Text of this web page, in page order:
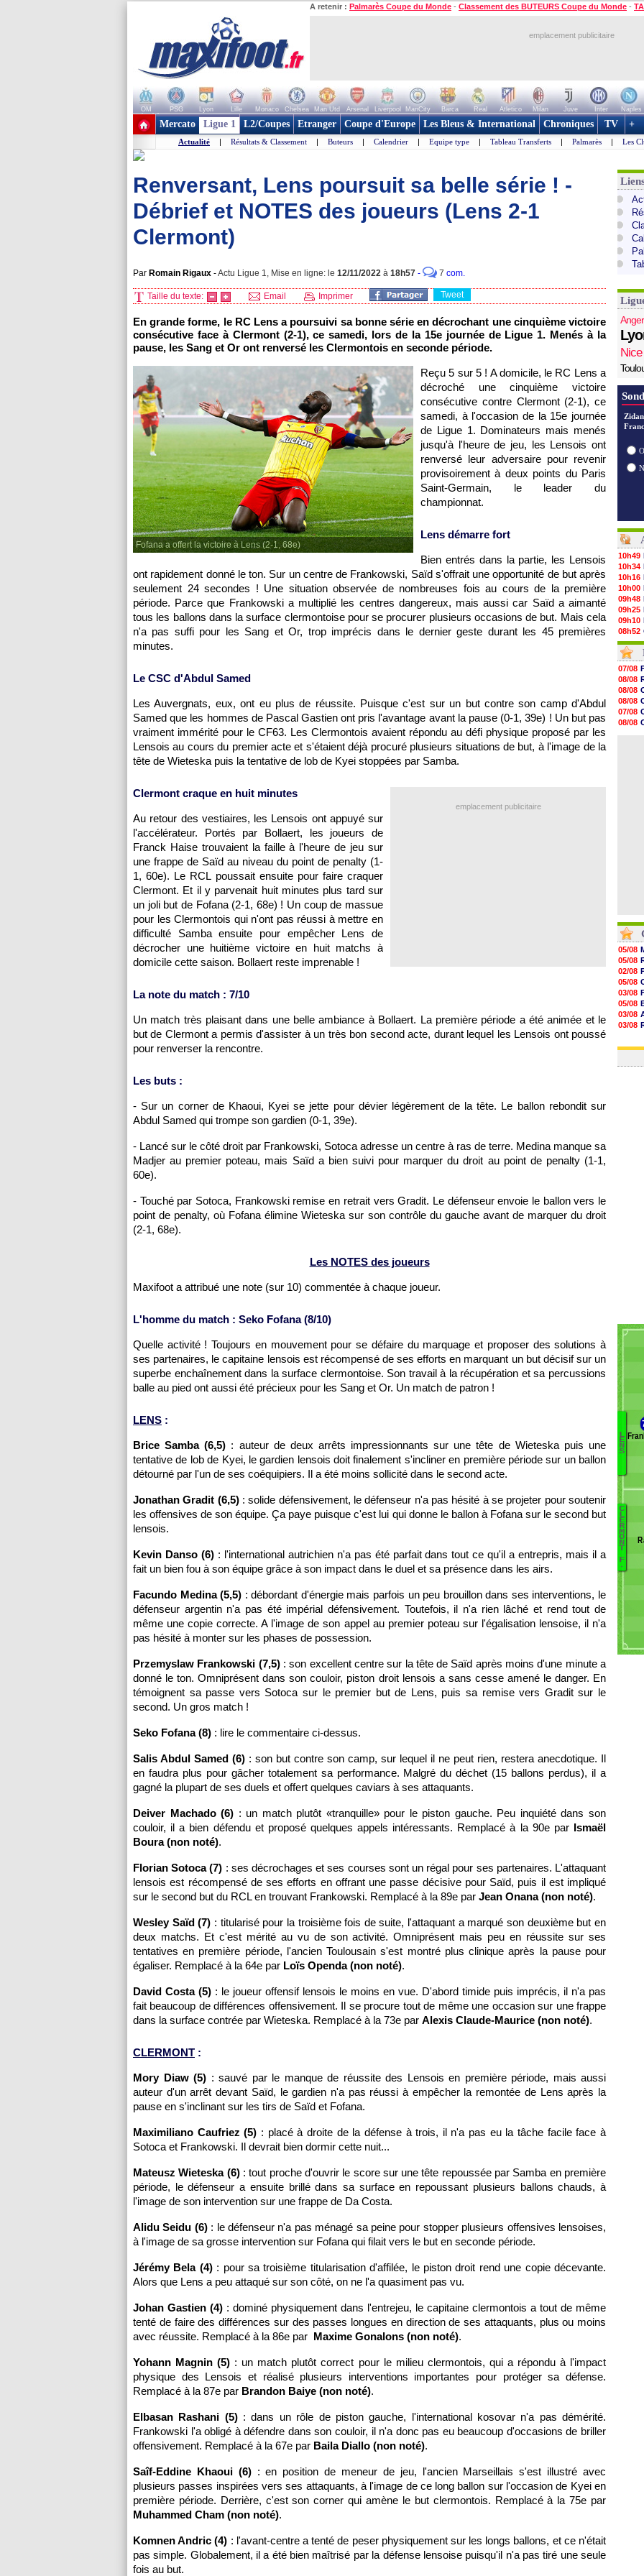
A retenir : Palmarès Coupe du Monde - Classement des BUTEURS Coupe du Monde -
emplacement publicitaire
OM PSG Lyon Lille Monaco Chelsea Man Utd Arsenal Liverpool ManCity Barca Real Atletico Milan Juve Inter Naples
+ de clubs
Mercato Ligue 1 L2/Coupes Etranger Coupe d'Europe Les Bleus & International Chroniques TV +
Actualité | Résultats & Classement | Buteurs | Calendrier | Equipe type | Tableau Transferts | Palmarès | Les
Renversant, Lens poursuit sa belle série ! -
Débrief et NOTES des joueurs (Lens 2-1
Clermont)
Par Romain Rigaux -Actu Ligue 1, Mise en ligne: le 12/11/2022 à 18h57 - 7 com.
Taille du texte: Email Imprimer Tweet
En grande forme, le RC Lens a poursuivi sa bonne série en décrochant une cinquième victoire
consécutive face à Clermont (2-1), ce samedi, lors de la 15e journée de Ligue 1. Menés à la
pause, les Sang et Or ont renversé les Clermontois en seconde période.
Fofana a offert la victoire à Lens (2-1, 68e)
Reçu 5 sur 5 ! A domicile, le RC Lens a
décroché une cinquième victoire
consécutive contre Clermont (2-1), ce
samedi, à l'occasion de la 15e journée
de Ligue 1. Dominateurs mais menés
jusqu'à l'heure de jeu, les Lensois ont
renversé leur adversaire pour revenir
provisoirement à deux points du Paris
Saint-Germain, le leader du
championnat.
Lens démarre fort
Bien entrés dans la partie, les Lensois
ont rapidement donné le ton. Sur un centre de Frankowski, Saïd s'offrait une opportunité de but après
seulement 24 secondes ! Une situation observée de nombreuses fois au cours de la première
période. Parce que Frankowski a multiplié les centres dangereux, mais aussi car Saïd a aimanté
tous les ballons dans la surface clermontoise pour se procurer plusieurs occasions de but. Mais cela
n'a pas suffi pour les Sang et Or, trop imprécis dans le dernier geste durant les 45 premières
minutes.
Le CSC d'Abdul Samed
Les Auvergnats, eux, ont eu plus de réussite. Puisque c'est sur un but contre son camp d'Abdul
Samed que les hommes de Pascal Gastien ont pris l'avantage avant la pause (0-1, 39e) ! Un but pas
vraiment immérité pour le CF63. Les Clermontois avaient répondu au défi physique proposé par les
Lensois au cours du premier acte et s'étaient déjà procuré plusieurs situations de but, à l'image de la
tête de Wieteska puis la tentative de lob de Kyei stoppées par Samba.
emplacement publicitaire
Clermont craque en huit minutes
Au retour des vestiaires, les Lensois ont appuyé sur
l'accélérateur. Portés par Bollaert, les joueurs de
Franck Haise trouvaient la faille à l'heure de jeu sur
une frappe de Saïd au niveau du point de penalty (1-
1, 60e). Le RCL poussait ensuite pour faire craquer
Clermont. Et il y parvenait huit minutes plus tard sur
un joli but de Fofana (2-1, 68e) ! Un coup de massue
pour les Clermontois qui n'ont pas réussi à mettre en
difficulté Samba ensuite pour empêcher Lens de
décrocher une huitième victoire en huit matchs à
domicile cette saison. Bollaert reste imprenable !
La note du match : 7/10
Un match très plaisant dans une belle ambiance à Bollaert. La première période a été animée et le
but de Clermont a permis d'assister à un très bon second acte, durant lequel les Lensois ont poussé
pour renverser la rencontre.
Les buts :
- Sur un corner de Khaoui, Kyei se jette pour dévier légèrement de la tête. Le ballon rebondit sur
Abdul Samed qui trompe son gardien (0-1, 39e).
- Lancé sur le côté droit par Frankowski, Sotoca adresse un centre à ras de terre. Medina manque sa
Madjer au premier poteau, mais Saïd a bien suivi pour marquer du droit au point de penalty (1-1,
60e).
- Touché par Sotoca, Frankowski remise en retrait vers Gradit. Le défenseur envoie le ballon vers le
point de penalty, où Fofana élimine Wieteska sur son contrôle du gauche avant de marquer du droit
(2-1, 68e).
Les NOTES des joueurs
Maxifoot a attribué une note (sur 10) commentée à chaque joueur.
L'homme du match : Seko Fofana (8/10)
Quelle activité ! Toujours en mouvement pour se défaire du marquage et proposer des solutions à
ses partenaires, le capitaine lensois est récompensé de ses efforts en marquant un but décisif sur un
superbe enchaînement dans la surface clermontoise. Son travail à la récupération et sa percussions
balle au pied ont aussi été précieux pour les Sang et Or. Un match de patron !
LENS :
Brice Samba (6,5) : auteur de deux arrêts impressionnants sur une tête de Wieteska puis une
tentative de lob de Kyei, le gardien lensois doit finalement s'incliner en première période sur un ballon
détourné par l'un de ses coéquipiers. Il a été moins sollicité dans le second acte.
Jonathan Gradit (6,5): solide défensivement, le défenseur n'a pas hésité à se projeter pour soutenir
les offensives de son équipe. Ça paye puisque c'est lui qui donne le ballon à Fofana sur le second but
lensois.
Kevin Danso (6): l'international autrichien n'a pas été parfait dans tout ce qu'il a entrepris, mais il a
fait un bien fou à son équipe grâce à son impact dans le duel et sa présence dans les airs.
Facundo Medina (5,5) : débordant d'énergie mais parfois un peu brouillon dans ses interventions, le
défenseur argentin n'a pas été impérial défensivement. Toutefois, il n'a rien lâché et rend tout de
même une copie correcte. A l'image de son appel au premier poteau sur l'égalisation lensoise, il n'a
pas hésité à monter sur les phases de possession.
Przemyslaw Frankowski (7,5): son excellent centre sur la tête de Saïd après moins d'une minute a
donné le ton. Omniprésent dans son couloir, piston droit lensois a sans cesse amené le danger. En
témoignent sa passe vers Sotoca sur le premier but de Lens, puis sa remise vers Gradit sur le
second. Un gros match !
Seko Fofana (8) : lire le commentaire ci-dessus.
Salis Abdul Samed (6) : son but contre son camp, sur lequel il ne peut rien, restera anecdotique. Il
en faudra plus pour gâcher totalement sa performance. Malgré du déchet (15 ballons perdus), il a
gagné la plupart de ses duels et offert quelques caviars à ses attaquants.
Deiver Machado (6) : un match plutôt «tranquille» pour le piston gauche. Peu inquiété dans son
couloir, il a bien défendu et proposé quelques appels intéressants. Remplacé à la 90e par Ismaël
Boura (non noté).
Florian Sotoca (7) : ses décrochages et ses courses sont un régal pour ses partenaires. L'attaquant
lensois est récompensé de ses efforts en offrant une passe décisive pour Saïd, puis il est impliqué
sur le second but du RCL en trouvant Frankowski. Remplacé à la 89e par Jean Onana (non noté).
Wesley Saïd (7) : titularisé pour la troisième fois de suite, l'attaquant a marqué son deuxième but en
deux matchs. Et c'est mérité au vu de son activité. Omniprésent mais peu en réussite sur ses
tentatives en première période, l'ancien Toulousain s'est montré plus clinique après la pause pour
égaliser. Remplacé à la 64e par Loïs Openda (non noté).
David Costa (5) : le joueur offensif lensois le moins en vue. D'abord timide puis imprécis, il n'a pas
fait beaucoup de différences offensivement. Il se procure tout de même une occasion sur une frappe
dans la surface contrée par Wieteska. Remplacé à la 73e par Alexis Claude-Maurice (non noté).
CLERMONT :
Mory Diaw (5) : sauvé par le manque de réussite des Lensois en première période, mais aussi
auteur d'un arrêt devant Saïd, le gardien n'a pas réussi à empêcher la remontée de Lens après la
pause en s'inclinant sur les tirs de Saïd et Fofana.
Maximiliano Caufriez (5) : placé à droite de la défense à trois, il n'a pas eu la tâche facile face à
Sotoca et Frankowski. Il devrait bien dormir cette nuit...
Mateusz Wieteska (6): tout proche d'ouvrir le score sur une tête repoussée par Samba en première
période, le défenseur a ensuite brillé dans sa surface en repoussant plusieurs ballons chauds, à
l'image de son intervention sur une frappe de Da Costa.
Alidu Seidu (6): le défenseur n'a pas ménagé sa peine pour stopper plusieurs offensives lensoises,
à l'image de sa grosse intervention sur Fofana qui filait vers le but en seconde période.
Jérémy Bela (4): pour sa troisième titularisation d'affilée, le piston droit rend une copie décevante.
Alors que Lens a peu attaqué sur son côté, on ne l'a quasiment pas vu.
Johan Gastien (4) : dominé physiquement dans l'entrejeu, le capitaine clermontois a tout de même
tenté de faire des différences sur des passes longues en direction de ses attaquants, plus ou moins
avec réussite. Remplacé à la 86e par Maxime Gonalons (non noté).
Yohann Magnin (5) : un match plutôt correct pour le milieu clermontois, qui a répondu à l'impact
physique des Lensois et réalisé plusieurs interventions importantes pour protéger sa défense.
Remplacé à la 87e par Brandon Baiye (non noté).
Elbasan Rashani (5): dans un rôle de piston gauche, l'international kosovar n'a pas démérité.
Frankowski l'a obligé à défendre dans son couloir, il n'a donc pas eu beaucoup d'occasions de briller
offensivement. Remplacé à la 67e par Baila Diallo (non noté).
Saîf-Eddine Khaoui (6): en position de meneur de jeu, l'ancien Marseillais s'est illustré avec
plusieurs passes inspirées vers ses attaquants, à l'image de ce long ballon sur l'occasion de Kyei en
première période. Derrière, c'est son corner qui amène le but clermontois. Remplacé à la 75e par
Muhammed Cham (non noté).
Komnen Andric (4) : l'avant-centre a tenté de peser physiquement sur les longs ballons, et ce n'était
pas simple. Globalement, il a été bien maîtrisé par la défense lensoise puisqu'il n'a pas tiré une seule
fois au but.
Nice
10h49
10h34
10h16
10h00
09h48
09h25
09h10
08h52
08/08
08/08
08/08
08/08
08/08
08/08
08/08
08/08
08/08
07/08
08/08
08/08
08/08
07/08
08/08
05/08
05/08
02/08
05/08
03/08
05/08
03/08
03/08
03/08
L
E
N
S
C
L
E
R
M
O
N
T
F
.